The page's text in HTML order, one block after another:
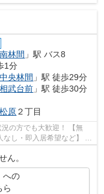
南林間 」駅 バス8
1分
中央林間 」駅 徒歩29分
相武台前 」駅 徒歩30分
原２丁目
の方でも大歓迎！ 【無
し・即入居希望など】 ネ
ん。
への
ら